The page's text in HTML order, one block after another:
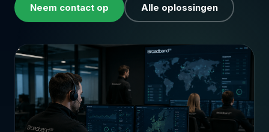
Neem contact op Alle oplossingen